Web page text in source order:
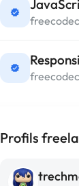
Profils